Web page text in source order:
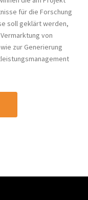
für die Forschung
soll geklärt werden,
von
zur Generierung